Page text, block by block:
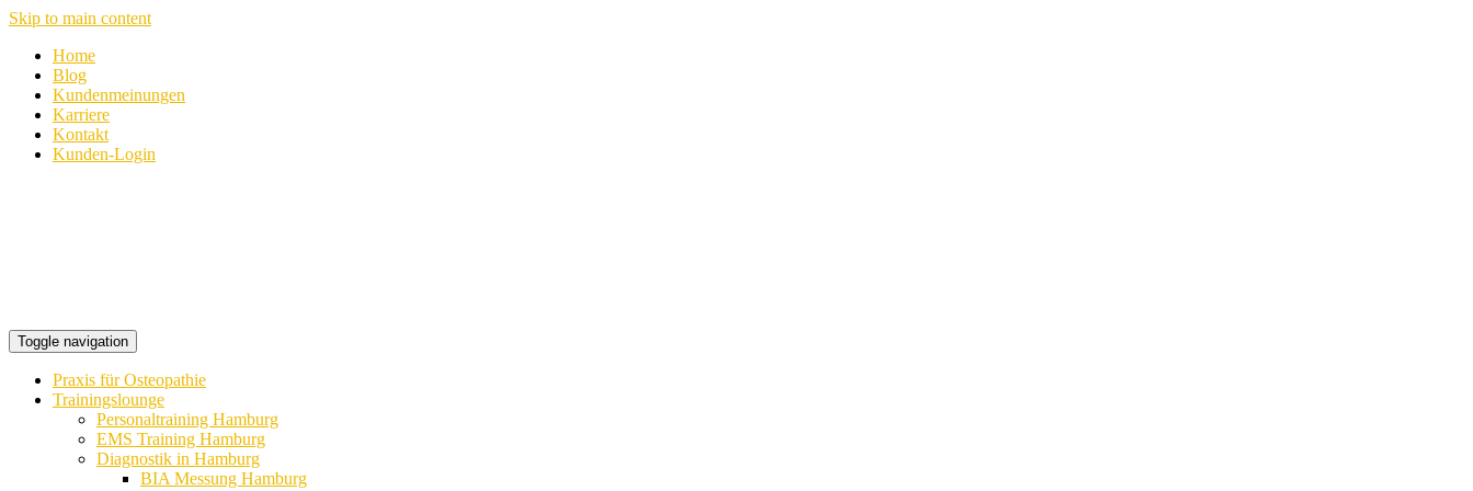
Skip to main content
Home
Blog
Kundenmeinungen
Karriere
Kontakt
Kunden-Login
Toggle navigation
Praxis für Osteopathie
Trainingslounge
Personaltraining Hamburg
EMS Training Hamburg
Diagnostik in Hamburg
BIA Messung Hamburg